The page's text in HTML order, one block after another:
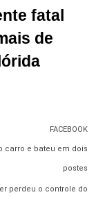
fatal
de
FACEBOOK
perdeu o controle do